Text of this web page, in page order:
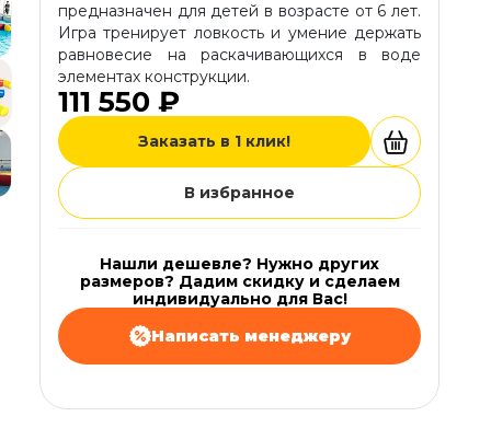
предназначен для детей в возрасте от 6 лет.
Игра тренирует ловкость и умение держать
равновесие на раскачивающихся в воде
элементах конструкции.
111 550 ₽
Заказать в 1 клик!
В избранное
Нашли дешевле? Нужно других
размеров? Дадим скидку и сделаем
индивидуально для Вас!
Написать менеджеру